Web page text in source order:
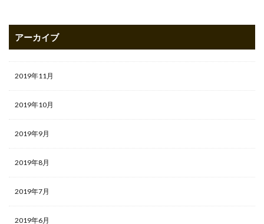
アーカイブ
2019年11月
2019年10月
2019年9月
2019年8月
2019年7月
2019年6月